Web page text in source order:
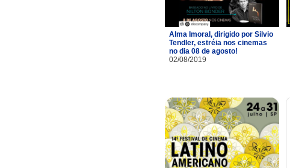
Alma Imoral, dirigido por Silvio
Tendler, estréia nos cinemas
no dia 08 de agosto!
02/08/2019